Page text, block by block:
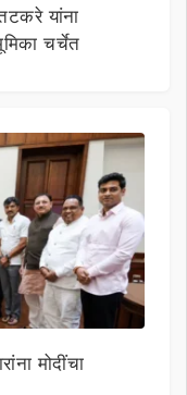
यांना
चर्चेत
मोदींचा